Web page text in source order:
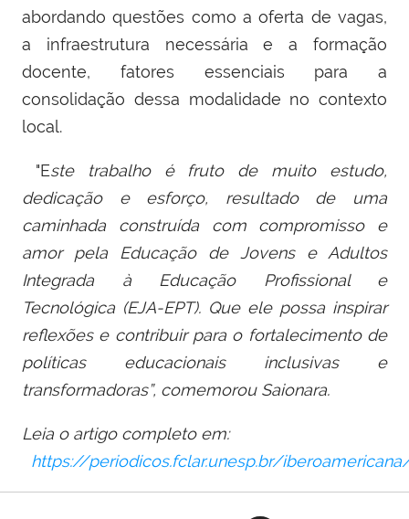
abordando questões como a oferta de vagas,
a infraestrutura necessária e a formação
docente, fatores essenciais para a
consolidação dessa modalidade no contexto
local.
"Este trabalho é fruto de muito estudo,
dedicação e esforço, resultado de uma
caminhada construída com compromisso e
amor pela Educação de Jovens e Adultos
Integrada à Educação Profissional e
Tecnológica (EJA-EPT). Que ele possa inspirar
reflexões e contribuir para o fortalecimento de
políticas educacionais inclusivas e
transformadoras”, comemorou Saionara.
Leia o artigo completo em:
https://periodicos.fclar.unesp.br/